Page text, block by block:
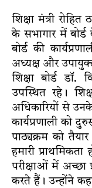
शिक्षा मंत्री
के सभागार में
बोर्ड की
अध्यक्ष और
शिक्षा बोर्ड डॉ.
उपस्थित रहे।
अधिकारियों से उनके
कार्यप्रणाली को
पाठ्यक्रम को
हमारी
परीक्षाओं में अच्छा
करते हैं। उन्होंने